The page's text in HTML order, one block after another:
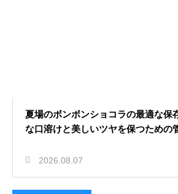
夏場のボンボンショコラの最適な保
な口溶けと美しいツヤを保つための
2026.08.07